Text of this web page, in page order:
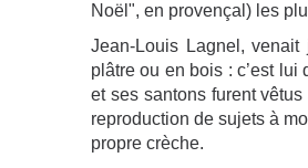
Noël", en provençal) les
Jean-Louis Lagnel,
plâtre ou en bois : c’est
et ses santons furent
reproduction de sujets à
propre crèche.